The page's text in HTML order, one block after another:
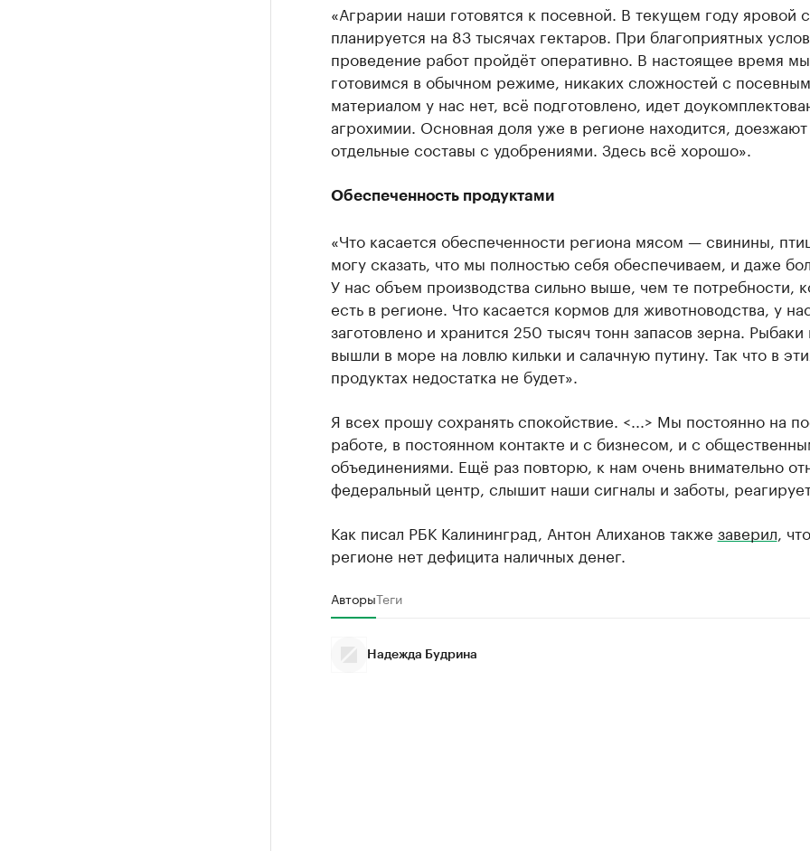
«Аграрии наши готовятся к посевной. В текущем году яровой
планируется на 83 тысячах гектаров. При благоприятных
проведение работ пройдёт оперативно. В настоящее время мы
готовимся в обычном режиме, никаких сложностей с посевным
материалом у нас нет, всё подготовлено, идет
агрохимии. Основная доля уже в регионе находится, доезжают
отдельные составы с удобрениями. Здесь всё хорошо».
Обеспеченность продуктами
«Что касается обеспеченности региона мясом — свинины,
могу сказать, что мы полностью себя обеспечиваем, и даже
У нас объем производства сильно выше, чем те потребности,
есть в регионе. Что касается кормов для животноводства, у
заготовлено и хранится 250 тысяч тонн запасов зерна.
вышли в море на ловлю кильки и салачную путину. Так что в
продуктах недостатка не будет».
Я всех прошу сохранять спокойствие. <...> Мы постоянно на
работе, в постоянном контакте и с бизнесом, и с
объединениями. Ещё раз повторю, к нам очень внимательно
федеральный центр, слышит наши сигналы и заботы,
Как писал РБК Калининград, Антон Алиханов также заверил ,
регионе нет дефицита наличных денег.
АвторыТеги
Надежда Будрина